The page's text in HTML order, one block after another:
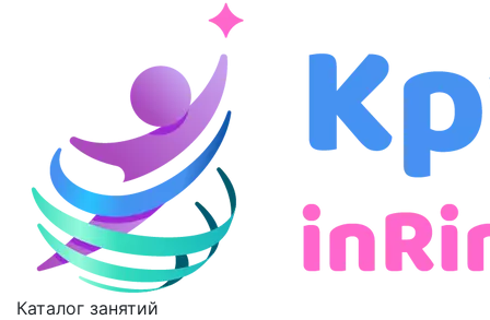
Каталог занятий